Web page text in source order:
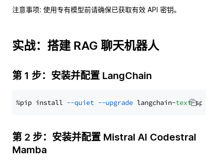
注意事项: 使用专有模型前请确保已获取有效 API 密钥。
实战：搭建 RAG 聊天机器人
第 1 步：安装并配置 LangChain
%pip install --quiet --upgrade langchain-text
第 2 步：安装并配置 Mistral AI Codestral
Mamba